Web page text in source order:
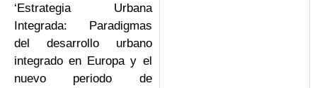
‘Estrategia Urbana
Integrada: Paradigmas
del desarrollo urbano
integrado en Europa y el
nuevo periodo de